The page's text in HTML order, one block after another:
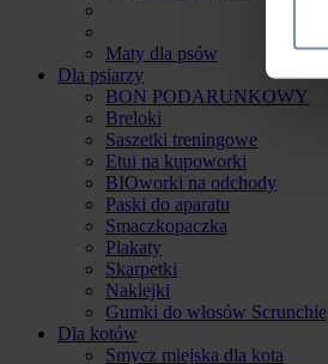
Maty dla psów
Dla psiarzy
BON PODARUNKOWY
Breloki
Saszetki treningowe
Etui na kupoworki
BIOworki na odchody
Paski do aparatu
Smaczkopaczka
Plakaty
Skarpetki
Naklejki
Gumki do włosów Scrunchie
Dla kotów
Smycz miejska dla kota